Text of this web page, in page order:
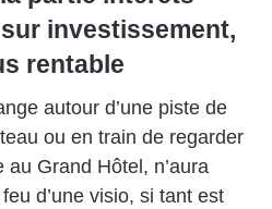
investissement,
rentable
autour d’une piste de
ou en train de regarder
au Grand Hôtel, n’aura
d’une visio, si tant est